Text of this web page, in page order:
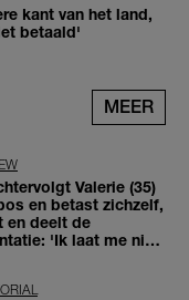
kant van het land,
betaald'
MEER
Valerie (35)
en betast zichzelf,
en deelt de
'Ik laat me niet